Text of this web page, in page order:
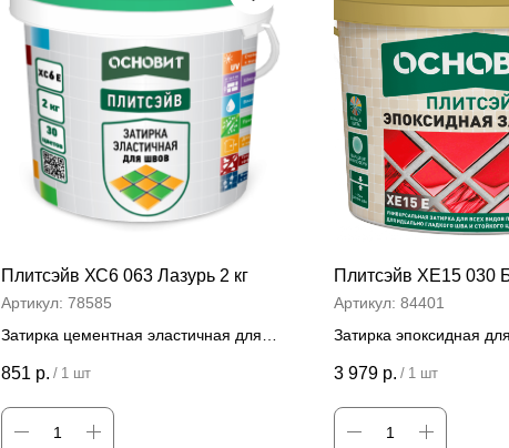
Плитсэйв ХС6 063 Лазурь 2 кг
Артикул: 78585
Затирка цементная эластичная для
Цена за штуку
851 р. / 1 шт
Плитсэйв ХЕ15 030
Артикул: 84401
Затирка эпоксидная
Цена за штуку
3 979 р. / 1 шт